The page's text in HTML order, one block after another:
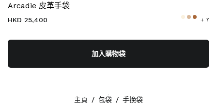
Arcadie 皮革手袋
HKD 25,400 + 7
加入購物袋
主頁 / 包袋 / 手挽袋